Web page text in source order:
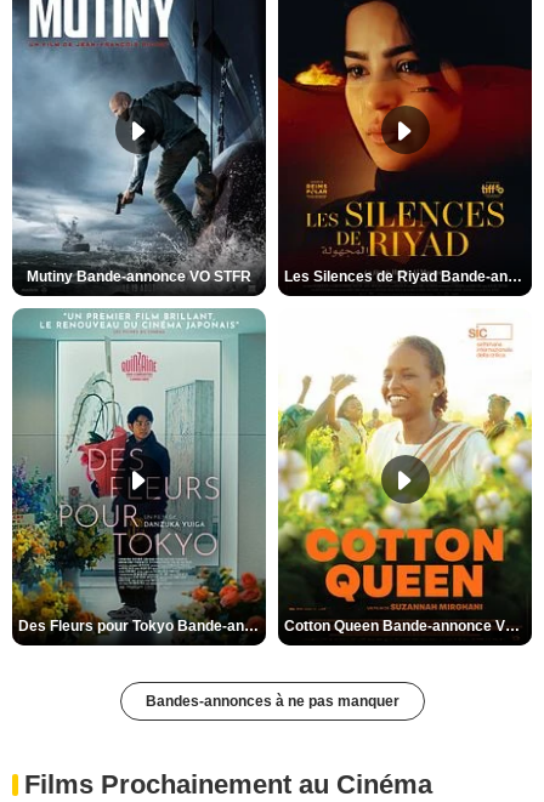
Mutiny Bande-annonce VO STFR Les Silences de Riyad Bande-annonce VO STFR
Des Fleurs pour Tokyo Bande-annonce VO STFR Cotton Queen Bande-annonce VO STFR
Bandes-annonces à ne pas manquer
Films Prochainement au Cinéma